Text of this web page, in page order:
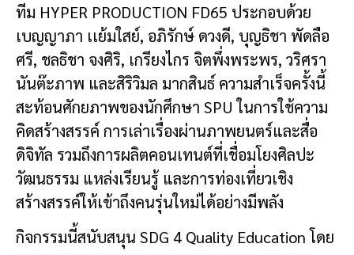
ทีม HYPER PRODUCTION FD65 ประกอบด้วย
เบญญาภา เเย้มใสย์, อภิรักษ์ ดวงดี, บุญธิชา พัดลือ
ศรี, ชลธิชา จงศิริ, เกรียงไกร จิตพึ่งพระพร, วริศรา
นันต๊ะภาพ และสิริวิมล มากสินธ์ ความสำเร็จครั้งนี้
สะท้อนศักยภาพของนักศึกษา SPU ในการใช้ความ
คิดสร้างสรรค์ การเล่าเรื่องผ่านภาพยนตร์และสื่อ
ดิจิทัล รวมถึงการผลิตคอนเทนต์ที่เชื่อมโยงศิลปะ
วัฒนธรรม แหล่งเรียนรู้ และการท่องเที่ยวเชิง
สร้างสรรค์ให้เข้าถึงคนรุ่นใหม่ได้อย่างมีพลัง
กิจกรรมนี้สนับสนุน SDG 4 Quality Education โดย